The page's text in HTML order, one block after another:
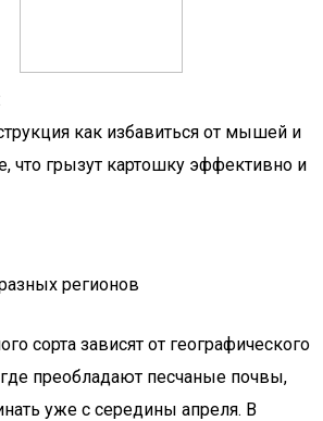
как избавиться от мышей и
что грызут картошку эффективно и
регионов
сорта зависят от географического
преобладают песчаные почвы,
уже с середины апреля. В